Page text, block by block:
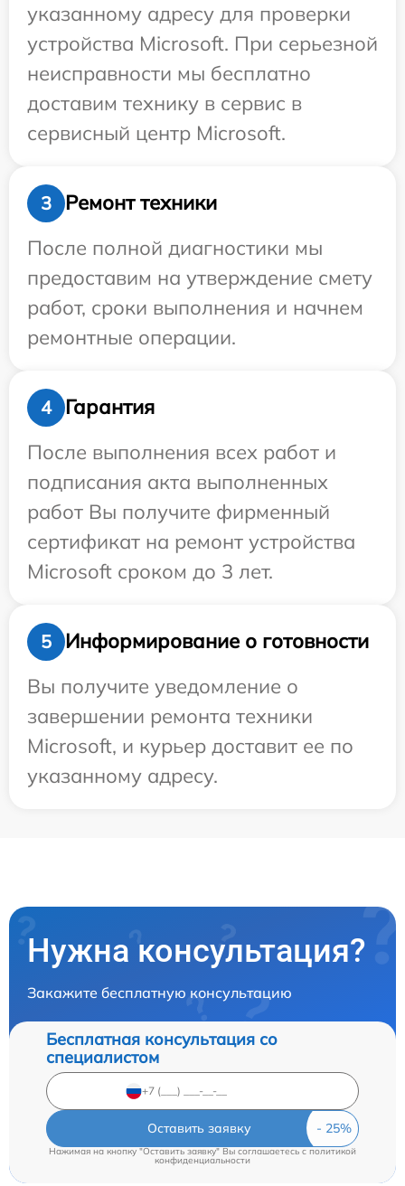
указанному адресу для проверки
устройства Microsoft. При серьезной
неисправности мы бесплатно
доставим технику в сервис в
сервисный центр Microsoft.
3
Ремонт техники
После полной диагностики мы
предоставим на утверждение смету
работ, сроки выполнения и начнем
ремонтные операции.
4
Гарантия
После выполнения всех работ и
подписания акта выполненных
работ Вы получите фирменный
сертификат на ремонт устройства
Microsoft сроком до 3 лет.
5
Информирование о готовности
Вы получите уведомление о
завершении ремонта техники
Microsoft, и курьер доставит ее по
указанному адресу.
Нужна консультация?
Закажите бесплатную консультацию
Бесплатная консультация со
специалистом
Оставить заявку
Нажимая на кнопку "Оставить заявку" Вы соглашаетесь cполитикой
конфиденциальности